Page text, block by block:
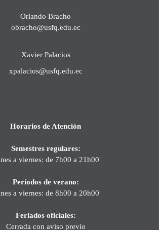
Orlando Bracho
obracho@usfq.edu.ec
Xavier Palacios
xpalacios@usfq.edu.ec
Horarios de Atención
Semestres regulares:
a viernes: de 7h00 a 21h00
Períodos de verano:
a viernes: de 8h00 a 20h00
Feriados oficiales:
Cerrada con aviso previo